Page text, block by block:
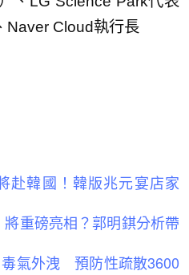
Naver Cloud執行長
赴韓國！韓版兆元宴店家
重磅亮相？郭明錤分析帶
氣外洩 預防性疏散3600